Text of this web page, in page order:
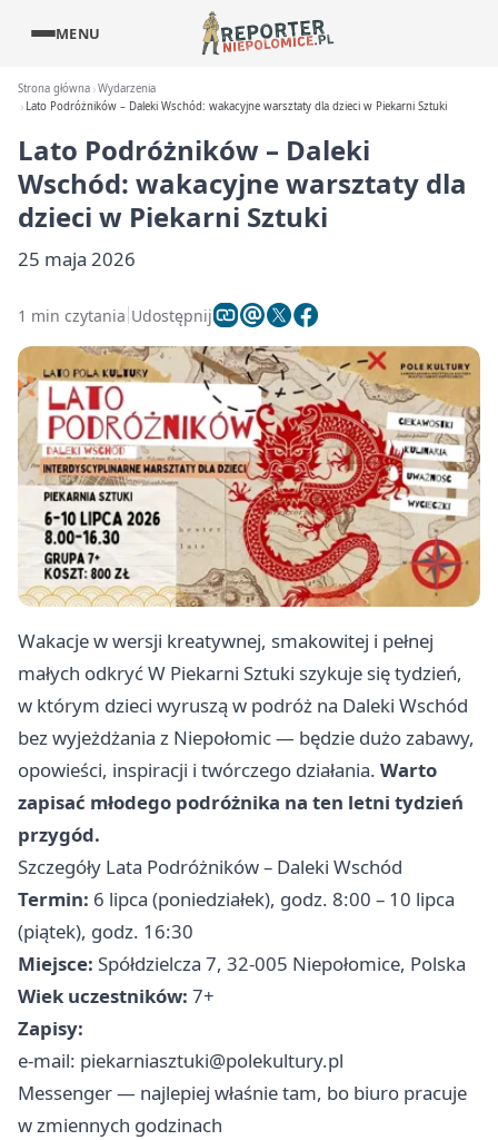
MENU
Strona główna Wydarzenia
Lato Podróżników – Daleki Wschód: wakacyjne warsztaty dla dzieci w Piekarni Sztuki
Lato Podróżników – Daleki
Wschód: wakacyjne warsztaty dla
dzieci w Piekarni Sztuki
25 maja 2026
1 min czytania Udostępnij
Wakacje w wersji kreatywnej, smakowitej i pełnej
małych odkryć W Piekarni Sztuki szykuje się tydzień,
w którym dzieci wyruszą w podróż na Daleki Wschód
bez wyjeżdżania z Niepołomic — będzie dużo zabawy,
opowieści, inspiracji i twórczego działania. Warto
zapisać młodego podróżnika na ten letni tydzień
przygód.
Szczegóły Lata Podróżników – Daleki Wschód
Termin: 6 lipca (poniedziałek), godz. 8:00 – 10 lipca
(piątek), godz. 16:30
Miejsce: Spółdzielcza 7, 32-005 Niepołomice, Polska
Wiek uczestników: 7+
Zapisy:
e-mail: piekarniasztuki@polekultury.pl
Messenger — najlepiej właśnie tam, bo biuro pracuje
w zmiennych godzinach